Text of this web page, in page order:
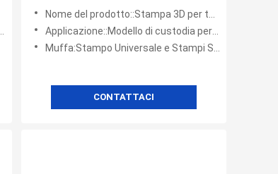
universale e tecnologia di
trasferimento di calore di
precisione
Nome del prodotto::Stampa 3D per telecabine a sublimazione
Applicazione::Modello di custodia per telefono personalizzata 3D, stampante per custodia del telefono
Muffa:Stampo Universale e Stampi Speciali
CONTATTACI